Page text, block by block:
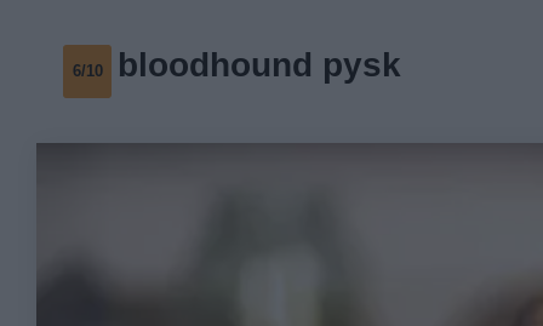
6/10 bloodhound pysk